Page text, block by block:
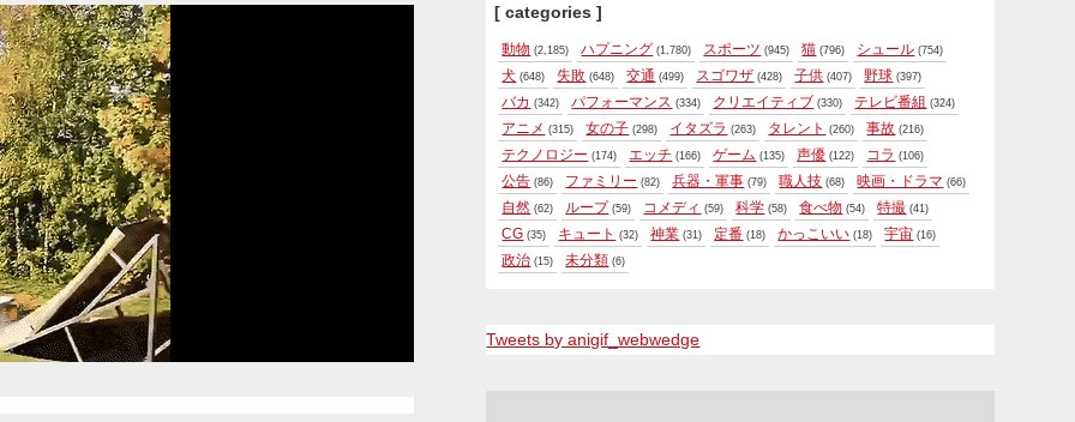
[ categories ]
動物 (2,185) ハプニング (1,780) スポーツ (945) 猫 (796) シュール (754)
犬 (648) 失敗 (648) 交通 (499) スゴワザ (428) 子供 (407) 野球 (397)
バカ (342) パフォーマンス (334) クリエイティブ (330) テレビ番組 (324)
アニメ (315) 女の子 (298) イタズラ (263) タレント (260) 事故 (216)
テクノロジー (174) エッチ (166) ゲーム (135) 声優 (122) コラ (106)
公告 (86) ファミリー (82) 兵器・軍事 (79) 職人技 (68) 映画・ドラマ (66)
自然 (62) ループ (59) コメディ (59) 科学 (58) 食べ物 (54) 特撮 (41)
CG (35) キュート (32) 神業 (31) 定番 (18) かっこいい (18) 宇宙 (16)
政治 (15) 未分類 (6)
Tweets by anigif_webwedge